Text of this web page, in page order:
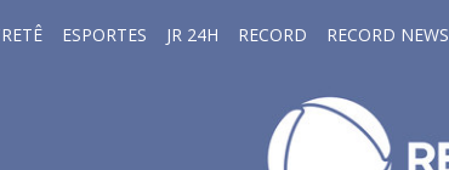
ESPORTES JR 24H RECORD RECORD NEWS